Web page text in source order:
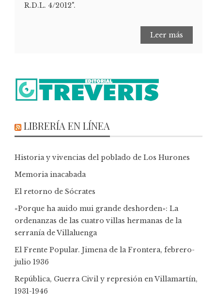
R.D.L. 4/2012".
Leer más
LIBRERÍA EN LÍNEA
Historia y vivencias del poblado de Los Hurones
Memoria inacabada
El retorno de Sócrates
«Porque ha auido mui grande deshorden»: La
ordenanzas de las cuatro villas hermanas de la
serranía de Villaluenga
El Frente Popular. Jimena de la Frontera, febrero-
julio 1936
República, Guerra Civil y represión en Villamartín,
1931-1946